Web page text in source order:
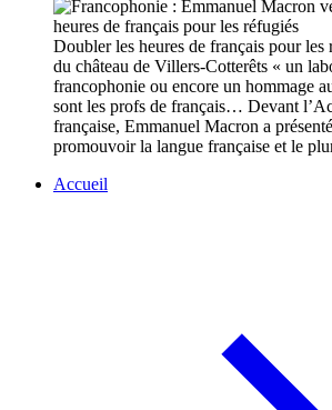
Doubler les heures de français pour les
du château de Villers-Cotterêts « un
francophonie ou encore un hommage
sont les profs de français… Devant
française, Emmanuel Macron a
promouvoir la langue française et le
Accueil